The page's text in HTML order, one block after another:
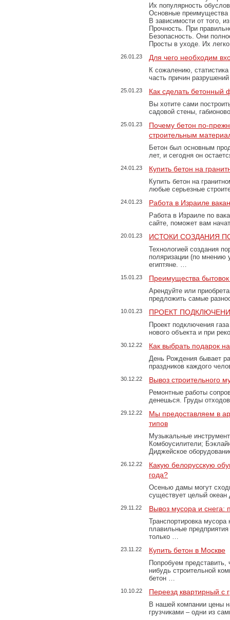
Их популярность
Основные преимущества
В зависимости от того,
Прочность. При
Безопасность. Они
Просты в уходе. Их
26.01.23 Для чего необходим
К сожалению,
часть причин
25.01.23 Как сделать бетонный
Вы хотите сами
садовой стены,
25.01.23
Почему бетон по-
строительным
Бетон был основным
лет, и сегодня он
24.01.23 Купить бетон на
Купить бетон на
любые серьезные
24.01.23 Работа в Израиле
Работа в Израиле по
сайте, поможет вам
20.01.23 ИСТОКИ СОЗДАНИЯ
Технологией создания
поляризации (по
египтяне. …
15.01.23 Преимущества
Арендуйте или
предложить самые
10.01.23 ПРОЕКТ
Проект подключения
нового объекта и при
30.12.22 Как выбрать подарок
День Рождения бывает
праздников каждого
30.12.22 Вывоз строительного
Ремонтные работы
денешься. Груды
29.12.22
Мы предоставляем в
типов
Музыкальные
Комбоусилители;
Диджейское
26.12.22
Какую белорусскую
года?
Осенью дамы могут
существует целый
29.11.22 Вывоз мусора и
Транспортировка
плавильные
только …
23.11.22 Купить бетон в Москве
Попробуем представить,
нибудь строительной
бетон …
10.10.22 Переезд квартирный с
В нашей компании цены
грузчиками – одни из